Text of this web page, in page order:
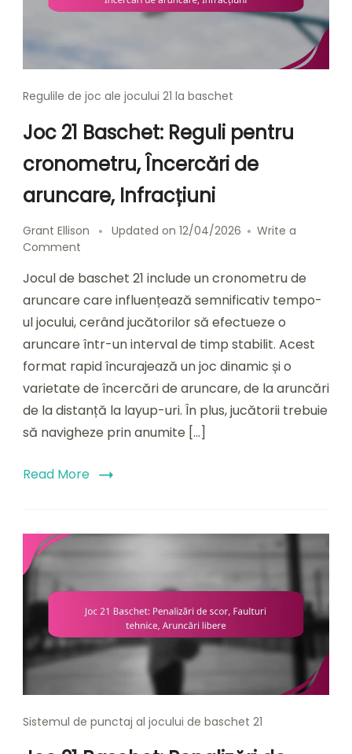
Regulile de joc ale jocului 21 la baschet
Joc 21 Baschet: Reguli pentru
cronometru, Încercări de
aruncare, Infracțiuni
Grant Ellison Updated on 12/04/2026
Write a
Comment
21
Baschet:
pentru
cronometru,
Încercări
de
aruncare,
Infracțiuni
Jocul de baschet 21 include un cronometru de
aruncare care influențează semnificativ tempo-
ul jocului, cerând jucătorilor să efectueze o
aruncare într-un interval de timp stabilit. Acest
format rapid încurajează un joc dinamic și o
varietate de încercări de aruncare, de la aruncări
de la distanță la layup-uri. În plus, jucătorii trebuie
să navigheze prin anumite […]
Read More
Sistemul de punctaj al jocului de baschet 21